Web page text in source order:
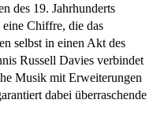
des 19. Jahrhunderts
Chiffre, die das
selbst in einen Akt des
Russell Davies verbindet
Musik mit Erweiterungen
dabei überraschende